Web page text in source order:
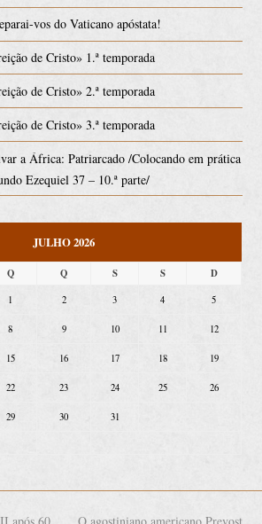
vos do Vaticano apóstata!
de Cristo» 1.ª temporada
de Cristo» 2.ª temporada
de Cristo» 3.ª temporada
a África: Patriarcado /Colocando em prática
Ezequiel 37 – 10.ª parte/
JULHO 2026
Q Q S S D
1 2 3 4 5
8 9 10 11 12
15 16 17 18 19
22 23 24 25 26
29 30 31